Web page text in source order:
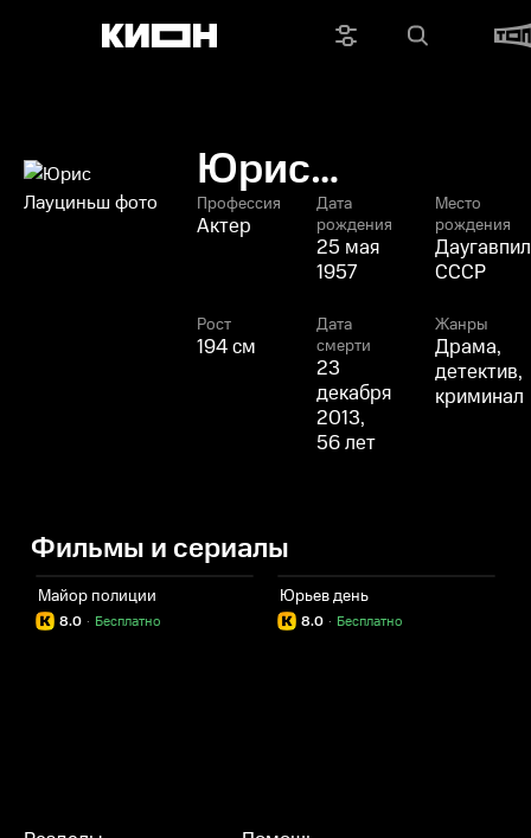
Юрис
Лауциньш
Профессия
Актер
Дата
рождения
25 мая
1957
Место
рождения
СССР
Рост
194 см
Дата
смерти
23
декабря
2013,
56 лет
Жанры
Драма,
детектив,
криминал
Фильмы и сериалы
Майор полиции
8.0 Бесплатно
·
Юрьев день
8.0 Бесплатно
·